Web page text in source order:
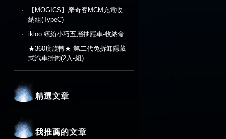
【MOGICS】摩奇客MCM充電收
納組(TypeC)
ikloo 繽紛小巧五層抽屜車-收納盒
★360度旋轉★ 第二代免拆卸隱藏
式汽車掛鉤(2入-組)
精選文章
我推薦的文章